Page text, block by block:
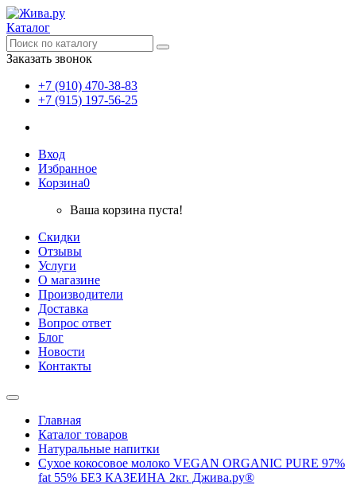
Каталог
Заказать звонок
+7 (910) 470-38-83
+7 (915) 197-56-25
Вход
Избранное
Корзина0
Ваша корзина пуста!
Скидки
Отзывы
Услуги
О магазине
Производители
Доставка
Вопрос ответ
Блог
Новости
Контакты
Главная
Каталог товаров
Натуральные напитки
Сухое кокосовое молоко VEGAN ORGANIC PURE 97%
fat 55% БЕЗ КАЗЕИНА 2кг. Джива.ру®